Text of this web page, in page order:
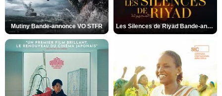
Mutiny Bande-annonce VO STFR Les Silences de Riyad Bande-annonce VO STFR